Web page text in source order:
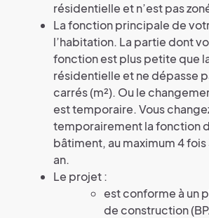
résidentielle et n’est pas
La fonction principale de
l’habitation. La partie dont
fonction est plus petite que
résidentielle et ne dépasse
carrés (m²). Ou le
est temporaire. Vous
temporairement la fonction
bâtiment, au maximum 4
an.
Le projet :
est conforme à un
de construction